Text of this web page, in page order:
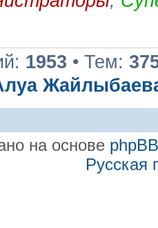
1953 • Тем:
на основе phpBB
Русская